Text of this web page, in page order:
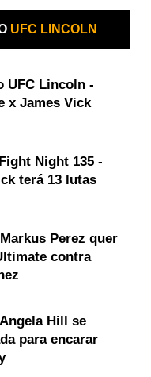
UFC LINCOLN
UFC Lincoln -
x James Vick
Night 135 -
terá 13 lutas
Perez quer
contra
Hill se
para encarar